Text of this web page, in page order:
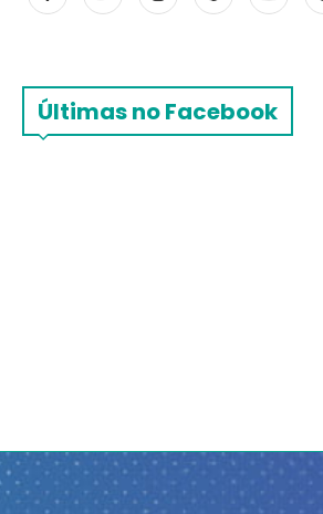
Últimas no Facebook